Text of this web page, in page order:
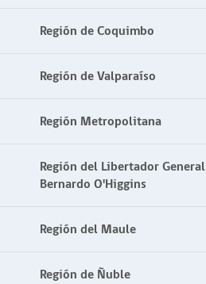
Región de Coquimbo
Región de Valparaíso
Región Metropolitana
Región del Libertador General
Bernardo O'Higgins
Región del Maule
Región de Ñuble